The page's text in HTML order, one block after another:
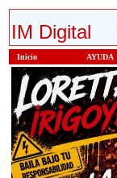
IM Digital
Inicio AYUDA